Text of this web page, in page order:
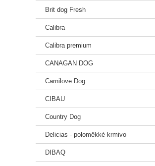
Brit dog Fresh
Calibra
Calibra premium
CANAGAN DOG
Carnilove Dog
CIBAU
Country Dog
Delicias - poloměkké krmivo
DIBAQ